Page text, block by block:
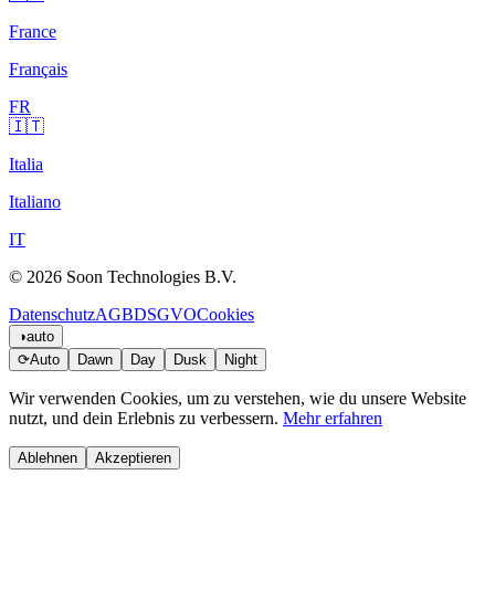
France
Français
FR
🇮🇹
Italia
Italiano
IT
© 2026 Soon Technologies B.V.
DatenschutzAGBDSGVOCookies
◑auto
⟳Auto Dawn Day Dusk Night
Wir verwenden Cookies, um zu verstehen, wie du unsere Website
nutzt, und dein Erlebnis zu verbessern. Mehr erfahren
Ablehnen Akzeptieren